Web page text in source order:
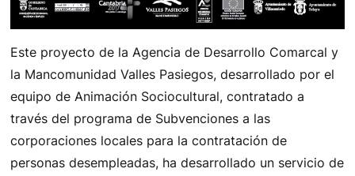
Este proyecto de la Agencia de Desarrollo Comarcal y
la Mancomunidad Valles Pasiegos, desarrollado por el
equipo de Animación Sociocultural, contratado a
través del programa de Subvenciones a las
corporaciones locales para la contratación de
personas desempleadas, ha desarrollado un servicio de